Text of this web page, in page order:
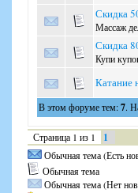
Скидка
Массаж
Скидка
Купи
Катание
В этом форуме тем:7.
Страница 1 из 1 1
Обычная тема (Есть
Обычная тема
Обычная тема (Нет